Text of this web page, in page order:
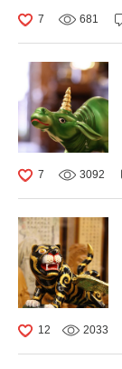
7 681
7 3092
12 2033